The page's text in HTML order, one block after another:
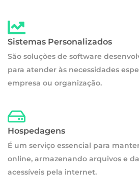
Sistemas Personalizados
São soluções de software
para atender às necessidades
empresa ou organização.
Hospedagens
É um serviço essencial para
online, armazenando arquivos e
acessíveis pela internet.